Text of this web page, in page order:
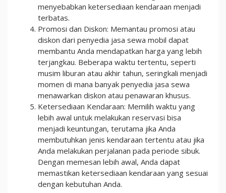
menyebabkan ketersediaan kendaraan menjadi
terbatas.
Promosi dan Diskon: Memantau promosi atau
diskon dari penyedia jasa sewa mobil dapat
membantu Anda mendapatkan harga yang lebih
terjangkau. Beberapa waktu tertentu, seperti
musim liburan atau akhir tahun, seringkali menjadi
momen di mana banyak penyedia jasa sewa
menawarkan diskon atau penawaran khusus.
Ketersediaan Kendaraan: Memilih waktu yang
lebih awal untuk melakukan reservasi bisa
menjadi keuntungan, terutama jika Anda
membutuhkan jenis kendaraan tertentu atau jika
Anda melakukan perjalanan pada periode sibuk.
Dengan memesan lebih awal, Anda dapat
memastikan ketersediaan kendaraan yang sesuai
dengan kebutuhan Anda.